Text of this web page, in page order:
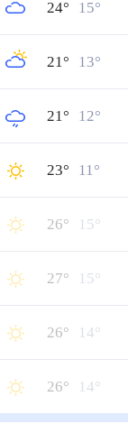
24° 15°
21° 13°
21° 12°
23° 11°
26° 15°
27° 15°
26° 14°
26° 14°